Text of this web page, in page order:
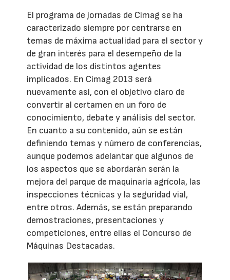
El programa de jornadas de Cimag se ha
caracterizado siempre por centrarse en
temas de máxima actualidad para el sector y
de gran interés para el desempeño de la
actividad de los distintos agentes
implicados. En Cimag 2013 será
nuevamente así, con el objetivo claro de
convertir al certamen en un foro de
conocimiento, debate y análisis del sector.
En cuanto a su contenido, aún se están
definiendo temas y número de conferencias,
aunque podemos adelantar que algunos de
los aspectos que se abordarán serán la
mejora del parque de maquinaria agrícola, las
inspecciones técnicas y la seguridad vial,
entre otros. Además, se están preparando
demostraciones, presentaciones y
competiciones, entre ellas el Concurso de
Máquinas Destacadas.